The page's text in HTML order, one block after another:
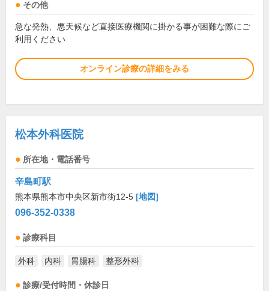
その他
急な発熱、悪天候など直接医療機関に掛かる事が困難な際にご
利用ください
オンライン診療の詳細をみる
松本外科医院
所在地・電話番号
辛島町駅
熊本県熊本市中央区新市街12-5 [地図]
096-352-0338
診療科目
外科 内科 胃腸科 整形外科
診療/受付時間・休診日